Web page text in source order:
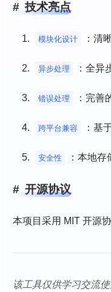
技术亮点
模块化设计 ：清
异步处理 ：全异
错误处理 ：完善
跨平台兼容 ：基
安全性 ：本地
开源协议
本项目采用 MIT 开源
该工具仅供学习交流